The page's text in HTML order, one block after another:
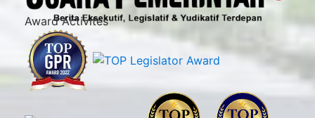
Award Activites